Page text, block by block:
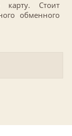
карту. Стоит
обменного